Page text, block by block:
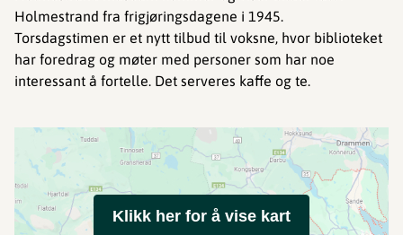
Holmestrand fra frigjøringsdagene i 1945.
Torsdagstimen er et nytt tilbud til voksne, hvor biblioteket
har foredrag og møter med personer som har noe
interessant å fortelle. Det serveres kaffe og te.
Klikk her for å vise kart